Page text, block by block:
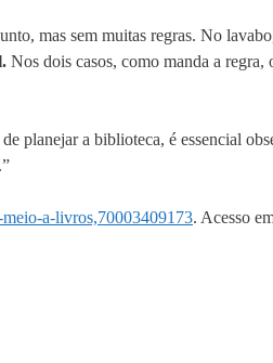
mas sem muitas regras. No
Nos dois casos, como manda a regra,
planejar a biblioteca, é essencial
meio-a-livros,70003409173. Acesso